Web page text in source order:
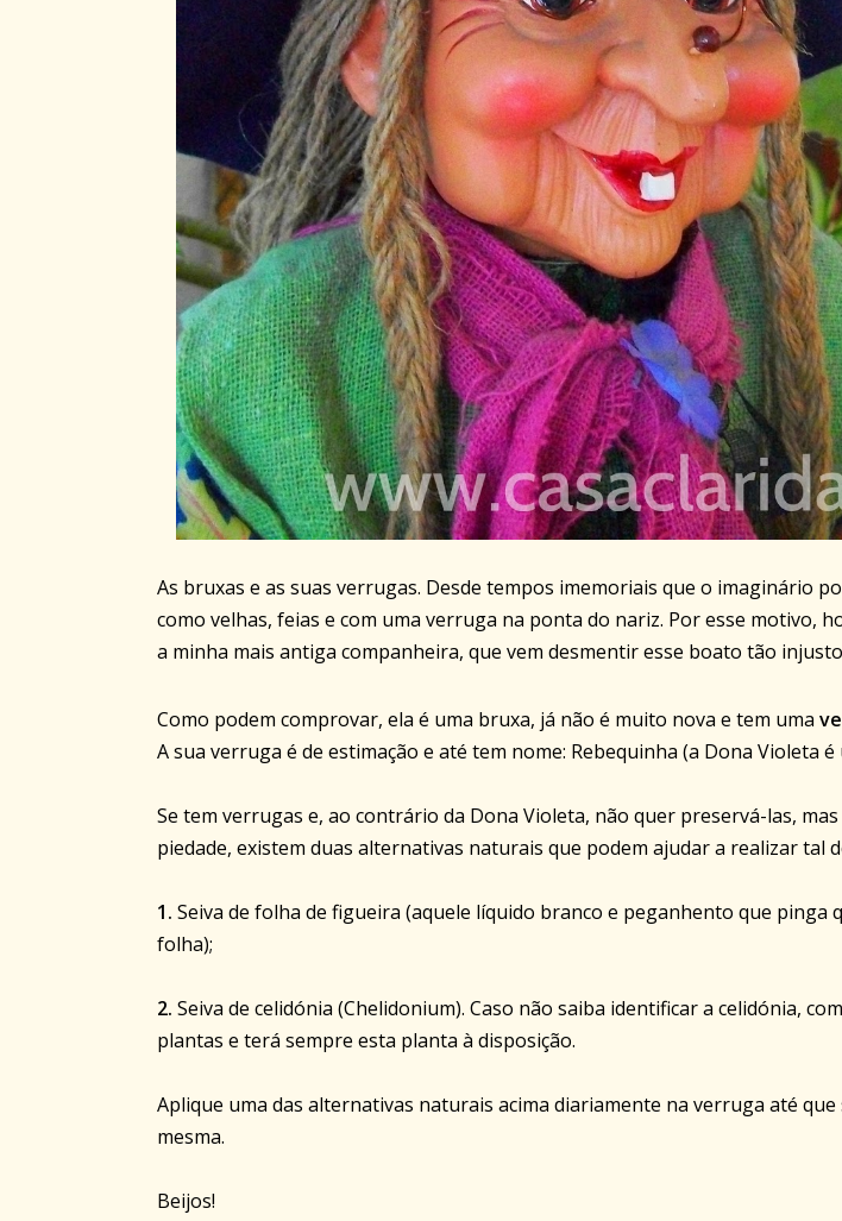
As bruxas e as suas verrugas. Desde tempos imemoriais que o imaginário
como velhas, feias e com uma verruga na ponta do nariz. Por esse motivo,
a minha mais antiga companheira, que vem desmentir esse boato tão
Como podem comprovar, ela é uma bruxa, já não é muito nova e tem uma
A sua verruga é de estimação e até tem nome: Rebequinha (a Dona Violeta é
Se tem verrugas e, ao contrário da Dona Violeta, não quer preservá-las,
piedade, existem duas alternativas naturais que podem ajudar a realizar tal
1. Seiva de folha de figueira (aquele líquido branco e peganhento que pinga
folha);
2. Seiva de celidónia (Chelidonium). Caso não saiba identificar a celidónia,
plantas e terá sempre esta planta à disposição.
Aplique uma das alternativas naturais acima diariamente na verruga até
mesma.
Beijos!